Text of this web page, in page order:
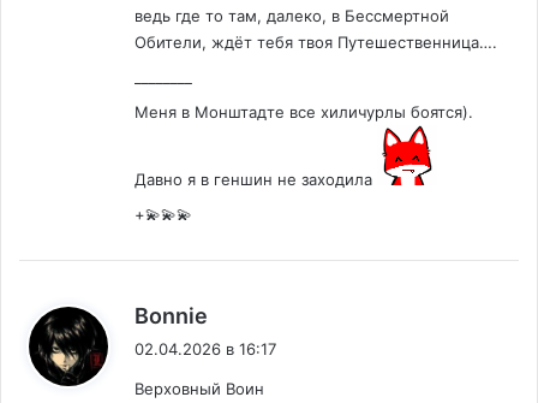
ведь где то там, далеко, в Бессмертной
Обители, ждёт тебя твоя Путешественница….
Меня в Монштадте все хиличурлы боятся).
Давно я в геншин не заходила
+💫💫💫
Bonnie
02.04.2026 в 16:17
Верховный Воин